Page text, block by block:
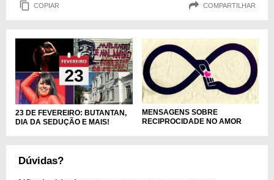
COPIAR COMPARTILHAR
23 DE FEVEREIRO: BUTANTAN,
DIA DA SEDUÇÃO E MAIS!
MENSAGENS SOBRE
RECIPROCIDADE NO AMOR
Dúvidas?